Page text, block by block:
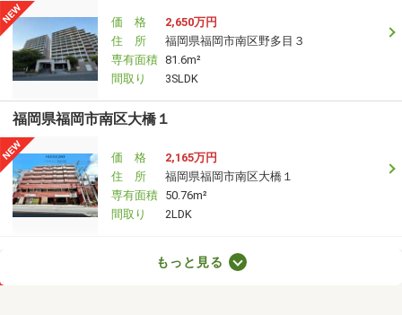
価 格
2,650万円
住 所
福岡県福岡市南区野多目３
専有面積 81.6m²
間取り
3SLDK
福岡県福岡市南区大橋１
価 格
2,165万円
住 所
福岡県福岡市南区大橋１
専有面積 50.76m²
間取り
2LDK
福岡県福岡市南区大橋１もっと見る